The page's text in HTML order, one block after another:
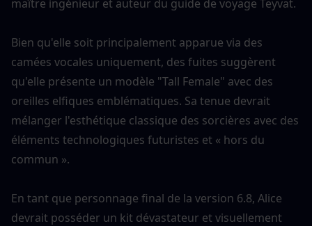
maître ingénieur et auteur du guide de voyage Teyvat.
Bien qu'elle soit principalement apparue via des
camées vocales uniquement, des fuites suggèrent
qu'elle présente un modèle "Tall Female" avec des
oreilles elfiques emblématiques. Sa tenue devrait
mélanger l'esthétique classique des sorcières avec des
éléments technologiques futuristes et « hors du
commun ».
En tant que personnage final de la version 6.8, Alice
devrait posséder un kit dévastateur et visuellement